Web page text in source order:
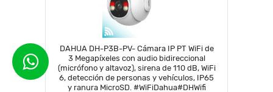
DAHUA DH-P3B-PV- Cámara IP PT WiFi de
3 Megapíxeles con audio bidireccional
(micrófono y altavoz), sirena de 110 dB, WiFi
6, detección de personas y vehículos, IP65
y ranura MicroSD. #WiFiDahua#DHWifi